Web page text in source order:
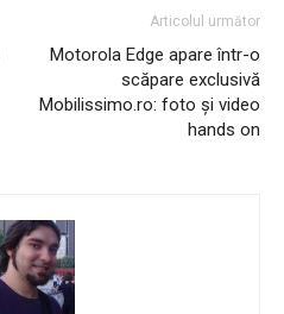
Articolul următor
Motorola Edge apare într-o
scăpare exclusivă
Mobilissimo.ro: foto şi video
hands on